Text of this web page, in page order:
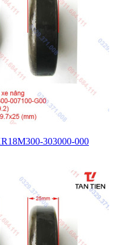
303000-000